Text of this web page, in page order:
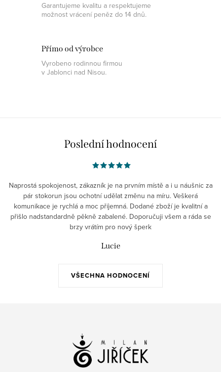
Garantujeme kvalitu a respektujeme
možnost vrácení peněz do 14 dnů.
Přímo od výrobce
Vyrobeno rodinnou firmou
v Jablonci nad Nisou.
Poslední hodnocení
VŠECHNA HODNOCENÍ
Naprostá spokojenost, zákazník je na prvním místě a i u náušnic za
pár stokorun jsou ochotní udělat změnu na míru. Veškerá
komunikace je rychlá a moc příjemná. Dodané zboží je kvalitní a
přišlo nadstandardně pěkně zabalené. Doporučuji všem a ráda se
brzy vrátím pro nový šperk
Lucie